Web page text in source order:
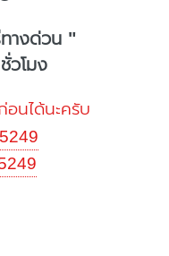
างด่วน "
วโมง
นได้นะครับ